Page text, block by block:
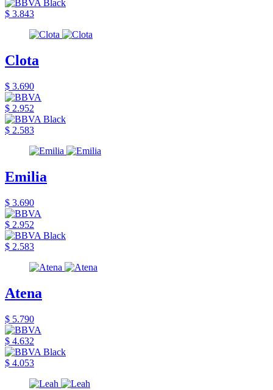
$ 3.843
Clota
$ 3.690
$ 2.952
$ 2.583
Emilia
$ 3.690
$ 2.952
$ 2.583
Atena
$ 5.790
$ 4.632
$ 4.053